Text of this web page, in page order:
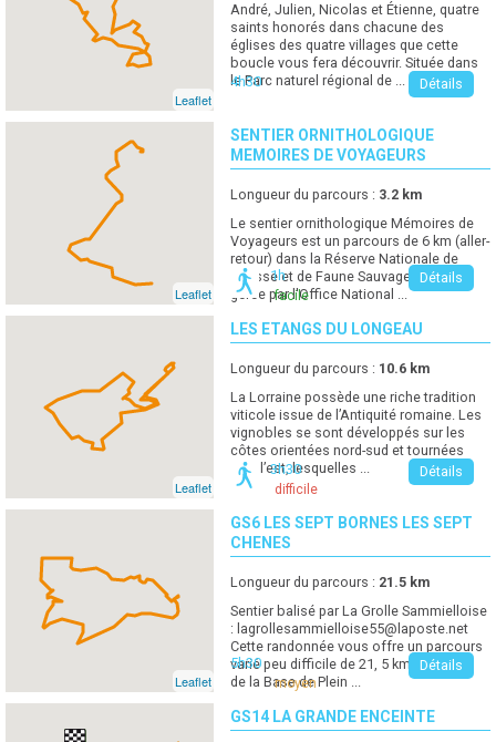
Leaflet
André, Julien, Nicolas et Étienne, quatre
saints honorés dans chacune des
églises des quatre villages que cette
boucle vous fera découvrir. Située dans
le Parc naturel régional de ...
4h30 Détails
Leaflet
SENTIER ORNITHOLOGIQUE
MEMOIRES DE VOYAGEURS
Longueur du parcours : 3.2 km
Le sentier ornithologique Mémoires de
Voyageurs est un parcours de 6 km (aller-
retour) dans la Réserve Nationale de
Chasse et de Faune Sauvage. Elle est
gérée par l'Office National ...
1h
facile
Détails
Leaflet
LES ETANGS DU LONGEAU
Longueur du parcours : 10.6 km
La Lorraine possède une riche tradition
viticole issue de l’Antiquité romaine. Les
vignobles se sont développés sur les
côtes orientées nord-sud et tournées
vers l’est, lesquelles ...
3h30
difficile
Détails
Leaflet
GS6 LES SEPT BORNES LES SEPT
CHENES
Longueur du parcours : 21.5 km
Sentier balisé par La Grolle Sammielloise
: lagrollesammielloise55@laposte.net
Cette randonnée vous offre un parcours
varié peu difficile de 21, 5 km au départ
de la Base de Plein ...
5h30
moyen
Détails
GS14 LA GRANDE ENCEINTE